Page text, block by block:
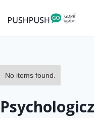
No items found.